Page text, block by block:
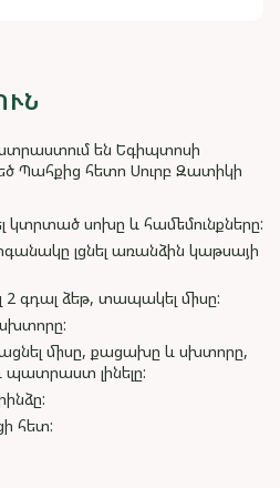
են Եգիպտոսի
Պահքից հետո Սուրբ Զատիկի
կտրտած սոխը և համեմունքները:
լցնել առանձին կաթսայի
գդալ ձեթ, տապակել միսը:
միսը, քացախը և սխտորը,
պատրաստ լինելը:
հետ: